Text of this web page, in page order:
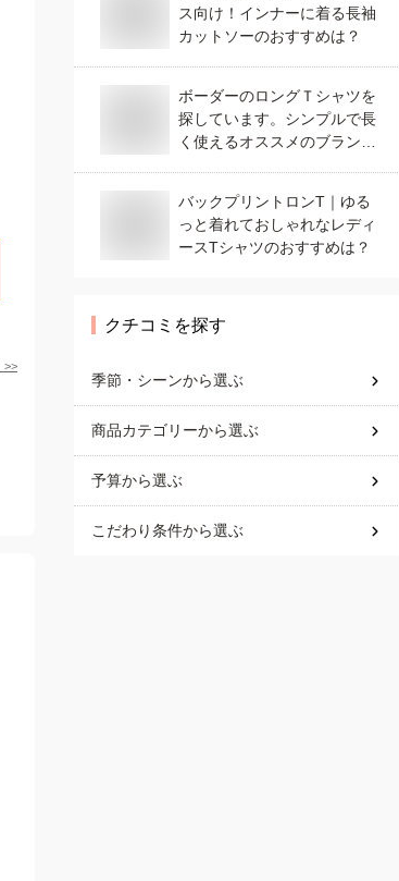
>>
ス向け！インナーに着る長袖
カットソーのおすすめは？
ボーダーのロングＴシャツを
探しています。シンプルで長
く使えるオススメのブランド
バックプリントロンT｜ゆる
っと着れておしゃれなレディ
ースTシャツのおすすめは？
クチコミを探す
季節・シーンから選ぶ
商品カテゴリーから選ぶ
予算から選ぶ
こだわり条件から選ぶ